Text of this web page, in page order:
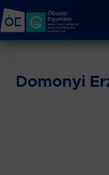
Domonyi